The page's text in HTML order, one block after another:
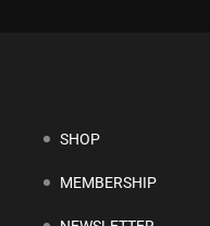
SHOP
MEMBERSHIP